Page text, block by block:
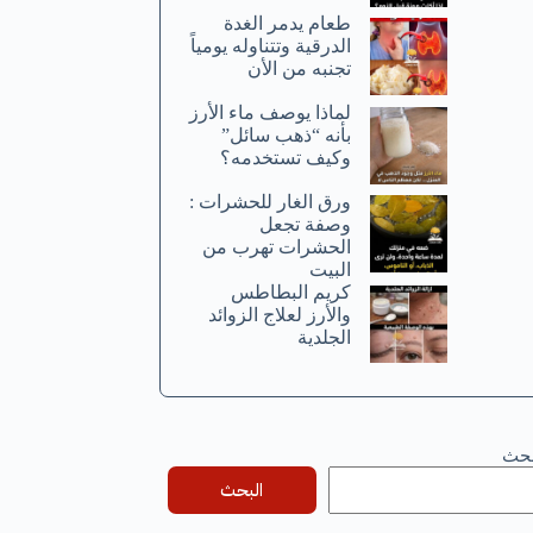
طعام يدمر الغدة
الدرقية وتتناوله يومياً
تجنبه من الأن
لماذا يوصف ماء الأرز
بأنه “ذهب سائل”
وكيف تستخدمه؟
ورق الغار للحشرات :
وصفة تجعل
الحشرات تهرب من
البيت
كريم البطاطس
والأرز لعلاج الزوائد
الجلدية
البحث